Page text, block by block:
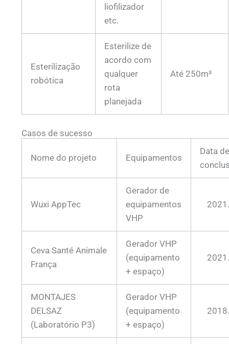
liofilizador
etc.
Esterilização
robótica
Esterilize de
acordo com
qualquer
rota
planejada
Até 250m³
Casos de sucesso
Nome do projeto Equipamentos
Data
Wuxi AppTec
Gerador de
equipamentos
VHP
Ceva Santé Animale
França
Gerador VHP
(equipamento
+ espaço)
MONTAJES
DELSAZ
(Laboratório P3)
Gerador VHP
(equipamento
+ espaço)